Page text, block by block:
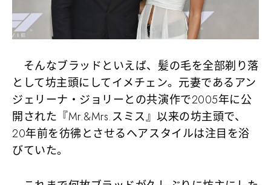
そんなブラッドといえば、髪の毛を全部剃り落
として坊主頭にしてイメチェン。元妻であるアン
ジェリーナ・ジョリーとの共演作で2005年に公
開された『Mr.&Mrs.スミス』以来の坊主頭で、
20年前を彷彿とさせるヘアスタイルは注目を浴
びていた。